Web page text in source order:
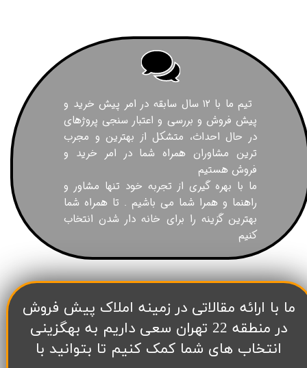
تیم ما با ۱۲ سال سابقه در امر پیش خرید و
پیش فروش و بررسی و اعتبار سنجی پروژهای
در حال احداث، متشکل از بهترین و مجرب
ترین مشاوران همراه شما در امر خرید و
فروش هستیم
ما با بهره گیری از تجربه خود تنها مشاور و
راهنما و همرا شما می باشیم . تا همراه شما
بهترین گزینه را برای خانه دار شدن انتخاب
کنیم
​ما با ارائه مقالاتی در زمینه املاک پیش فروش
در منطقه 22 تهران سعی داریم به بهگزینی
انتخاب های شما کمک کنیم تا بتوانید با